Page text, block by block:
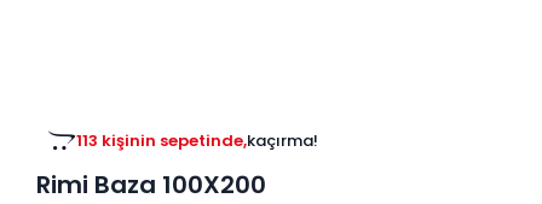
113 kişinin sepetinde,kaçırma!
Rimi Baza 100X200